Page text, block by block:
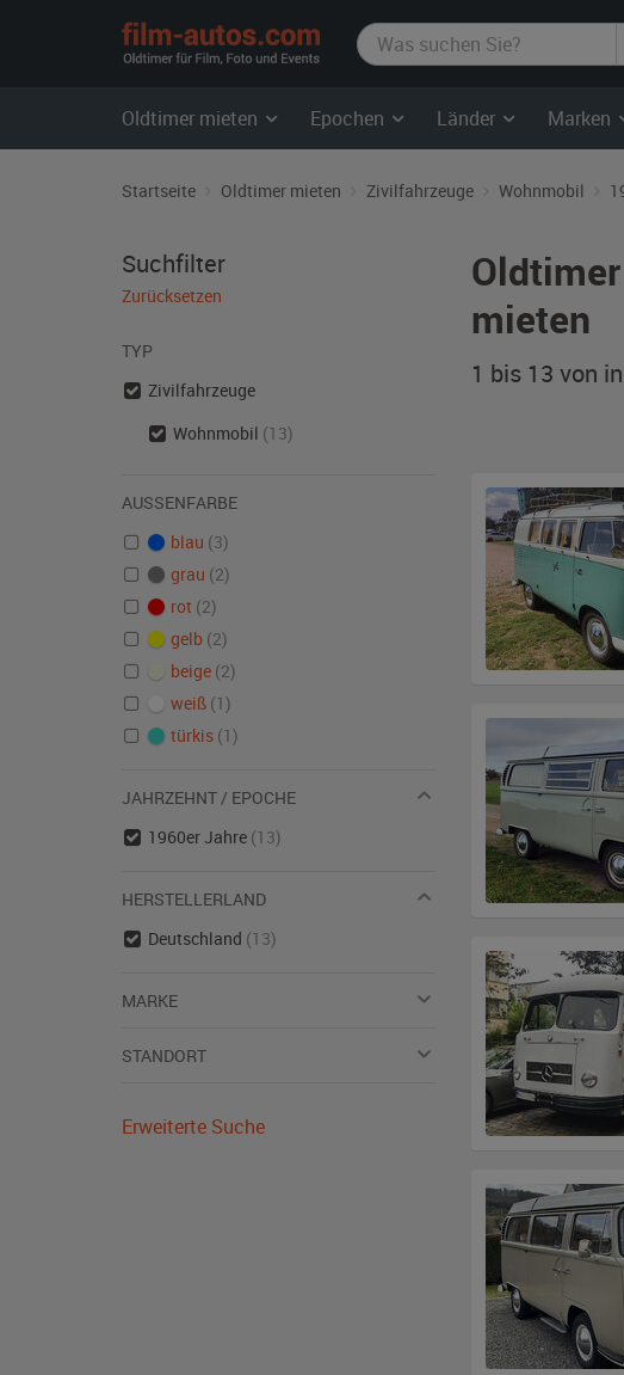
film-
autos.com
Oldtimer mieten Epochen Länder Marken
Startseite Oldtimer mieten Zivilfahrzeuge Wohnmobil
mieten
1 bis 13 von
Suchfilter
Zurücksetzen
TYP
Zivilfahrzeuge
Wohnmobil (13)
AUSSENFARBE
blau (3)
grau (2)
rot (2)
gelb (2)
beige (2)
weiß (1)
türkis (1)
JAHRZEHNT / EPOCHE
1960er Jahre (13)
HERSTELLERLAND
Deutschland (13)
MARKE
STANDORT
Erweiterte Suche